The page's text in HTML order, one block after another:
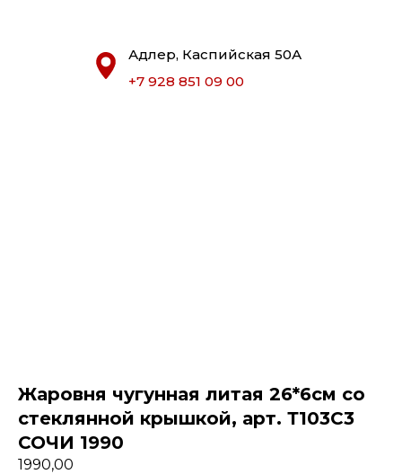
Адлер, Каспийская 50А
+7 928 851 09 00
Жаровня чугунная литая 26*6см со
стеклянной крышкой, арт. Т103С3
СОЧИ 1990
1990,00